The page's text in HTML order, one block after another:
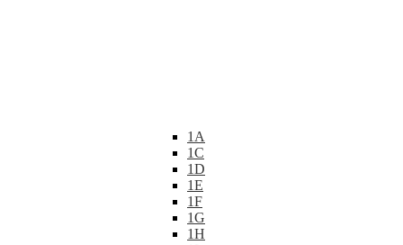
1A
1C
1D
1E
1F
1G
1H